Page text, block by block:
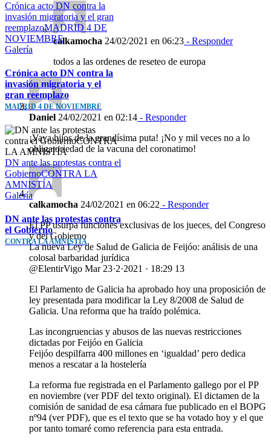
Crónica acto DN contra la
invasión migratoria y el gran
reemplazoMADRID 4 DE
NOVIEMBRE
Galería
Crónica acto DN contra la
invasión migratoria y el
gran reemplazo
MADRID 4 DE NOVIEMBRE
DN ante las protestas contra el
GobiernoCONTRA LA
AMNISTÍA
Galería
DN ante las protestas contra
el Gobierno
CONTRA LA AMNISTÍA
calkamocha 24/02/2021 en 06:23 - Responder
todos a las ordenes de reseteo de europa
Daniel 24/02/2021 en 02:14 - Responder
¡Vaya hijos de la grandísima puta! ¡No y mil veces no a lo
obligatoriedad de la vacuna del coronatimo!
calkamocha 24/02/2021 en 06:22 - Responder
El PP usurpa funciones exclusivas de los jueces, del Congreso
y del Gobierno
La nueva Ley de Salud de Galicia de Feijóo: análisis de una
colosal barbaridad jurídica
@ElentirVigo Mar 23·2·2021 · 18:29 13
El Parlamento de Galicia ha aprobado hoy una proposición de
ley presentada para modificar la Ley 8/2008 de Salud de
Galicia. Una reforma que ha traído polémica.
Las incongruencias y abusos de las nuevas restricciones
dictadas por Feijóo en Galicia
Feijóo despilfarra 400 millones en ‘igualdad’ pero dedica
menos a rescatar a la hostelería
La reforma fue registrada en el Parlamento gallego por el PP
en noviembre (ver PDF del texto original). El dictamen de la
comisión de sanidad de esa cámara fue publicado en el BOPG
nº94 (ver PDF), que es el texto que se ha votado hoy y el que
por tanto tomaré como referencia para esta entrada.